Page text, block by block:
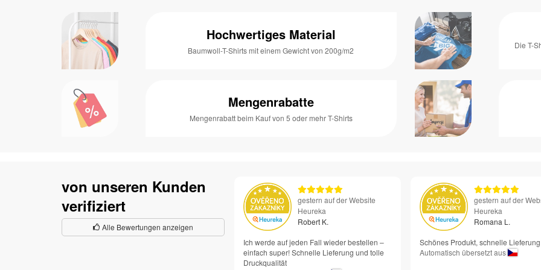
Hochwertiges Material
Baumwoll-T-Shirts mit einem Gewicht von 200g/m2
Die T-
Mengenrabatte
Mengenrabatt beim Kauf von 5 oder mehr T-Shirts
von unseren Kunden
verifiziert
Alle Bewertungen anzeigen
gestern auf der Website
Heureka
Robert K.
Ich werde auf jeden Fall wieder bestellen –
einfach super! Schnelle Lieferung und tolle
Druckqualität
gestern auf der
Heureka
Romana L.
Schönes Produkt, schnelle Lieferung
Automatisch übersetzt aus